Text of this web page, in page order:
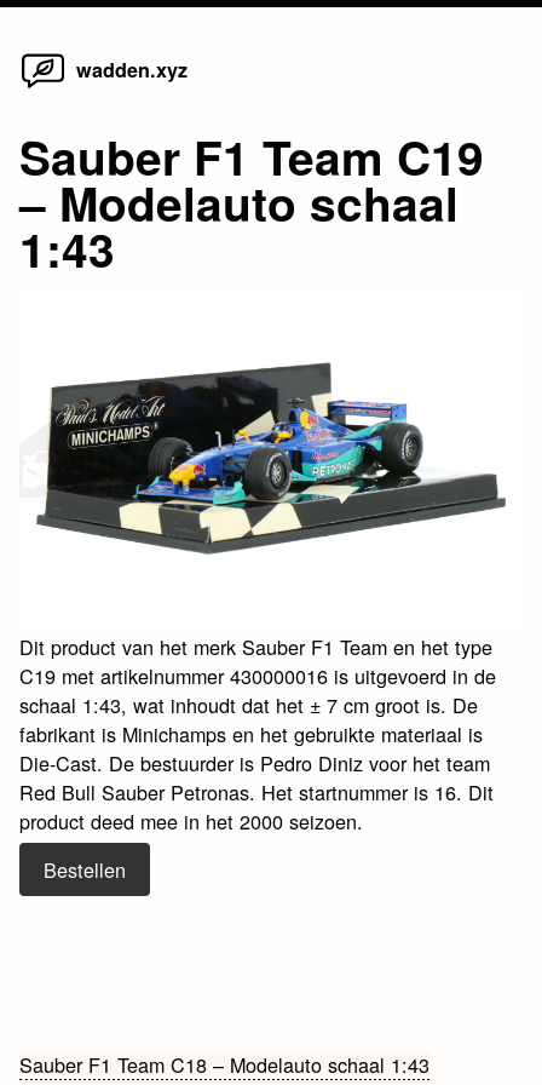
Skip
wadden.xyz
Sauber F1 Team C19
– Modelauto schaal
1:43
Dit product van het merk Sauber F1 Team en het type
C19 met artikelnummer 430000016 is uitgevoerd in de
schaal 1:43, wat inhoudt dat het ± 7 cm groot is. De
fabrikant is Minichamps en het gebruikte materiaal is
Die-Cast. De bestuurder is Pedro Diniz voor het team
Red Bull Sauber Petronas. Het startnummer is 16. Dit
product deed mee in het 2000 seizoen.
Bestellen
Bericht
Sauber F1 Team C18 – Modelauto schaal 1:43